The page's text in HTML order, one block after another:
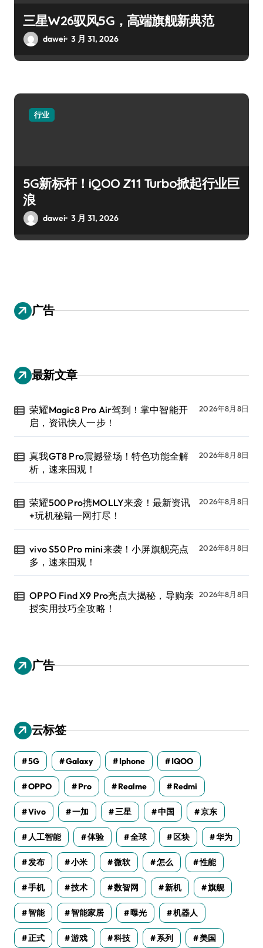
三星W26驭风5G，高端旗舰新典范
dawei 3 月 31, 2026
行业
5G新标杆！iQOO Z11 Turbo掀起行业巨
浪
dawei 3 月 31, 2026
广告
最新文章
荣耀Magic8 Pro Air驾到！掌中智能开
启，资讯快人一步！
2026年8月8日
真我GT8 Pro震撼登场！特色功能全解
析，速来围观！
2026年8月8日
荣耀500 Pro携MOLLY来袭！最新资讯
+玩机秘籍一网打尽！
2026年8月8日
vivo S50 Pro mini来袭！小屏旗舰亮点
多，速来围观！
2026年8月8日
OPPO Find X9 Pro亮点大揭秘，导购亲
授实用技巧全攻略！
2026年8月8日
广告
云标签
5G Galaxy Iphone IQOO
OPPO Pro Realme Redmi
Vivo 一加 三星 中国 京东
人工智能 体验 全球 区块 华为
发布 小米 微软 怎么 性能
手机 技术 数智网 新机 旗舰
智能 智能家居 曝光 机器人
正式 游戏 科技 系列 美国